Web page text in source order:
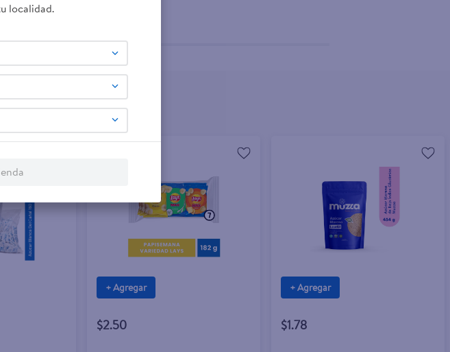
+ Agregar
$2.50
+ Agregar
$1.78
localidad.